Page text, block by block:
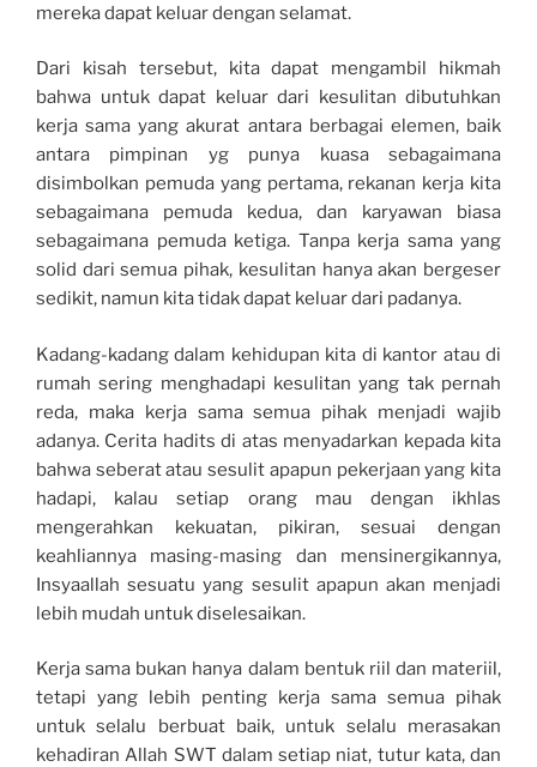
mereka dapat keluar dengan selamat.
Dari kisah tersebut, kita dapat mengambil hikmah
bahwa untuk dapat keluar dari kesulitan dibutuhkan
kerja sama yang akurat antara berbagai elemen, baik
antara pimpinan yg punya kuasa sebagaimana
disimbolkan pemuda yang pertama, rekanan kerja kita
sebagaimana pemuda kedua, dan karyawan biasa
sebagaimana pemuda ketiga. Tanpa kerja sama yang
solid dari semua pihak, kesulitan hanya akan bergeser
sedikit, namun kita tidak dapat keluar dari padanya.
Kadang-kadang dalam kehidupan kita di kantor atau di
rumah sering menghadapi kesulitan yang tak pernah
reda, maka kerja sama semua pihak menjadi wajib
adanya. Cerita hadits di atas menyadarkan kepada kita
bahwa seberat atau sesulit apapun pekerjaan yang kita
hadapi, kalau setiap orang mau dengan ikhlas
mengerahkan kekuatan, pikiran, sesuai dengan
keahliannya masing-masing dan mensinergikannya,
Insyaallah sesuatu yang sesulit apapun akan menjadi
lebih mudah untuk diselesaikan.
Kerja sama bukan hanya dalam bentuk riil dan materiil,
tetapi yang lebih penting kerja sama semua pihak
untuk selalu berbuat baik, untuk selalu merasakan
kehadiran Allah SWT dalam setiap niat, tutur kata, dan